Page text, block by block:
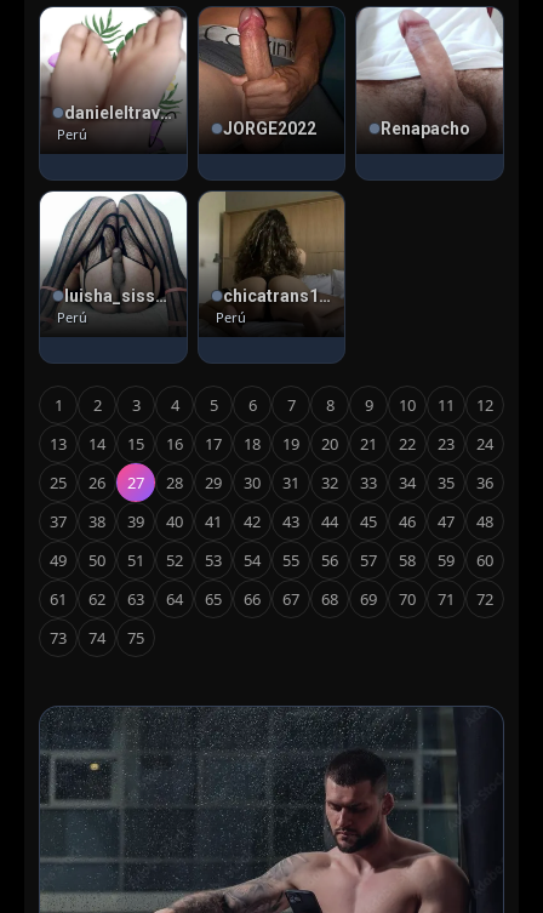
danieleltravieso , 39
Perú JORGE2022 Renapacho
luisha_sissy , 46
Perú
chicatrans17 , 21
Perú
1 2 3 4 5 6 7 8 9 10 11
12
13
14 15 16 17 18 19 20 21 22 23
24
25
26 27 28 29 30 31 32 33 34 35
36
37
38 39 40 41 42 43 44 45 46 47
48
49
50 51 52 53 54 55 56 57 58 59
60
61
62 63 64 65 66 67 68 69 70 71
72
73
74 75